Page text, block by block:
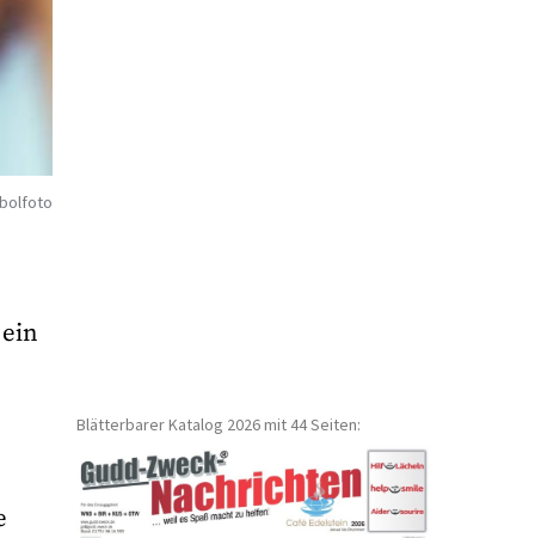
Blätterbarer Katalog 2026 mit 44 Seiten: